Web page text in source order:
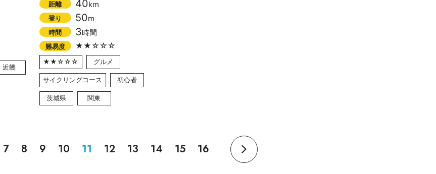
近畿
距離 40km
登り 50m
時間 3時間
難易度 ★★☆☆☆
★★☆☆☆ グルメ
サイクリングコース 初心者
茨城県 関東
7 8 9 10 11 12 13 14 15 16